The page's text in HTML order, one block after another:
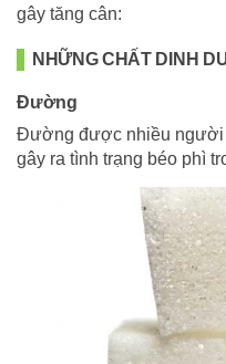
gây tăng cân:
NHỮNG CHẤT DINH
Đường
Đường được nhiều người
gây ra tình trạng béo phì